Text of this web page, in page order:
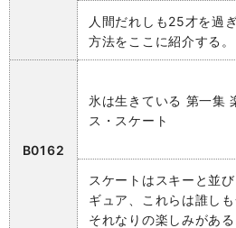
人間だれしも25才を過
方法をここに紹介する。
B0162
氷は生きている 第一集
ス・スケート
スケートはスキーと並
ギュア、これらは誰し
それなりの楽しみがあ